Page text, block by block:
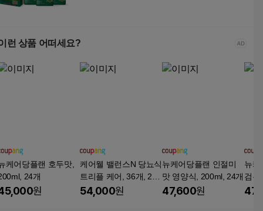
런 상품 어떠세요?
케어당플랜 호두맛,
24개
원
케어웰 밸런스N 당뇨식
트리플 케어, 36개, 200
ml
54,000원
뉴케어당플랜 인절미
맛 영양식, 200ml, 24개
47,600원
뉴케
검은